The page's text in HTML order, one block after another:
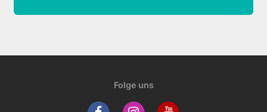
Folge uns